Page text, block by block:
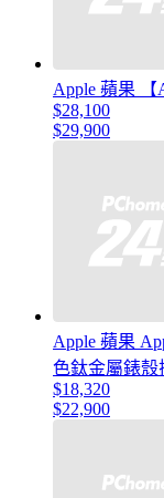
Apple 蘋果 【
$28,100
$29,900
Apple 蘋果
色鈦金屬錶殼
$18,320
$22,900